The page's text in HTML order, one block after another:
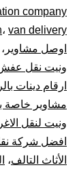
company
، van delivery
اوصل مشاوير ،
ونيت نقل عفش
ارقام دينات
مشاوير خاصة
ونيت لنقل
افضل شركة
الأثاث التالف،